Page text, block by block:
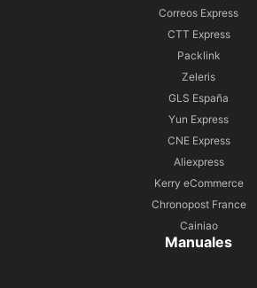
Correos Express
CTT Express
Packlink
Zeleris
GLS España
Yun Express
CNE Express
Aliexpress
Kerry eCommerce
Chronopost France
Cainiao
Manuales